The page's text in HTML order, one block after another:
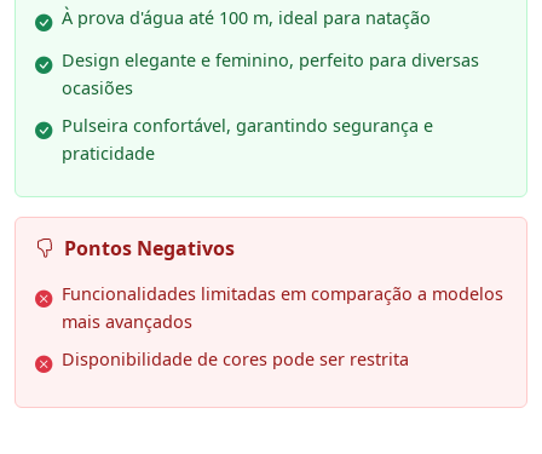
À prova d'água até 100 m, ideal para natação
Design elegante e feminino, perfeito para diversas
ocasiões
Pulseira confortável, garantindo segurança e
praticidade
Pontos Negativos
Funcionalidades limitadas em comparação a modelos
mais avançados
Disponibilidade de cores pode ser restrita